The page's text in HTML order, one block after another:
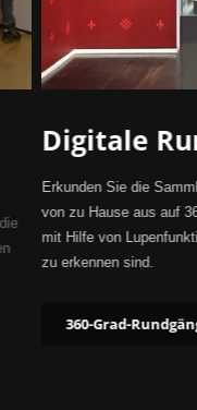
Digitale
Erkunden Sie die
von zu Hause aus auf
mit Hilfe von
zu erkennen sind.
360-Grad-